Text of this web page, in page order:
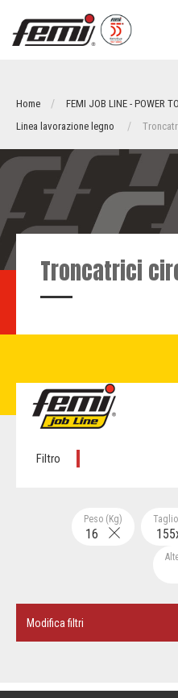
Home
FEMI JOB LINE - POWER
Linea lavorazione legno
Troncatrici
Filtro
Peso (Kg)
16
Modifica filtri